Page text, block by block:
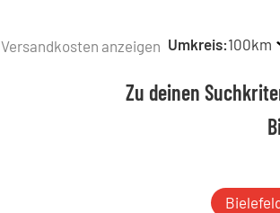
Versandkosten anzeigen Umkreis:100km
Zu deinen